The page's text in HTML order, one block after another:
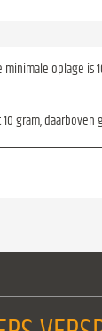
minimale oplage
gram, daarboven